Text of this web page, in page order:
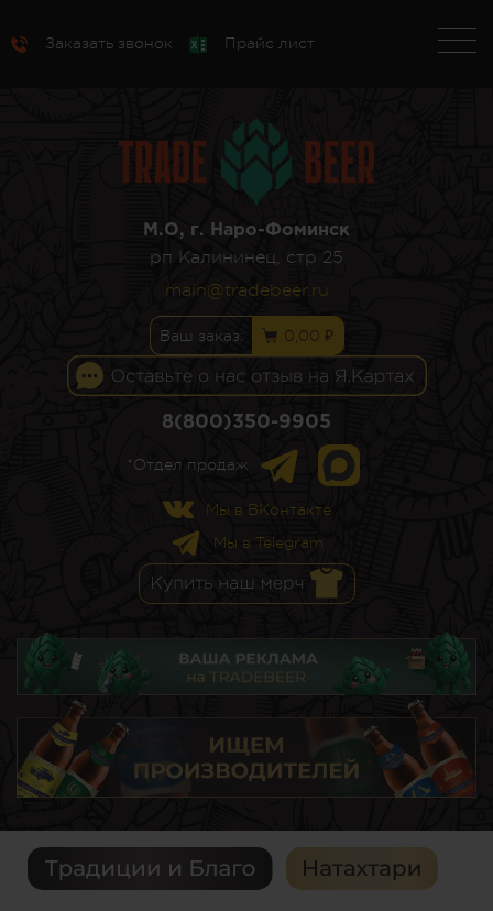
Заказать звонок Прайс лист
М.О, г. Наро-Фоминск
рп Калининец, стр 25
main@tradebeer.ru
Ваш заказ: 0,00 ₽
8(800)350-9905
*Отдел продаж
Мы в ВКонтакте
Мы в Telegram